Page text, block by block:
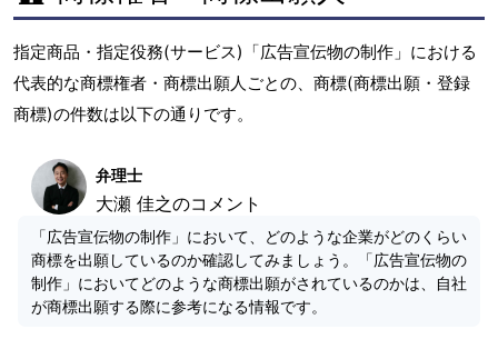
指定商品・指定役務(サービス)「広告宣伝物の制作」における
代表的な商標権者・商標出願人ごとの、商標(商標出願・登録
商標)の件数は以下の通りです。
弁理士
大瀬 佳之のコメント
「広告宣伝物の制作」において、どのような企業がどのくらい
商標を出願しているのか確認してみましょう。「広告宣伝物の
制作」においてどのような商標出願がされているのかは、自社
が商標出願する際に参考になる情報です。